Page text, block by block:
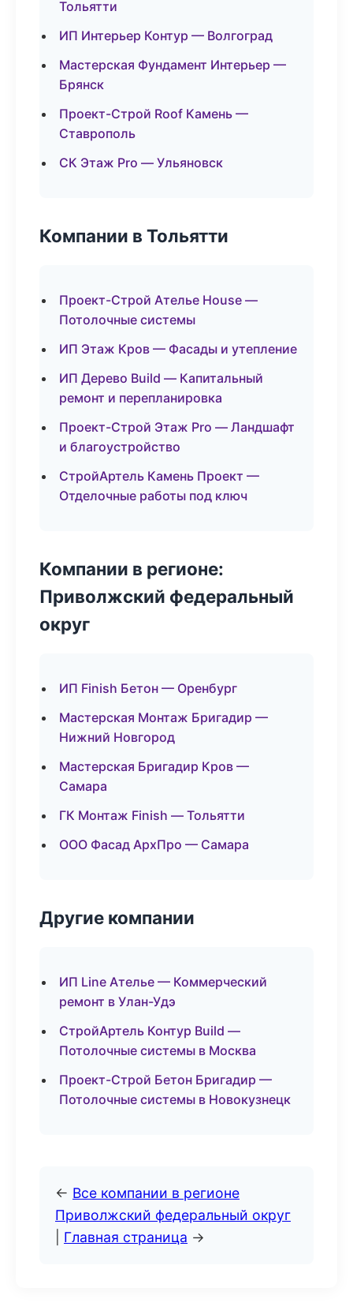
Тольятти
ИП Интерьер Контур — Волгоград
Мастерская Фундамент Интерьер —
Брянск
Проект-Строй Roof Камень —
Ставрополь
СК Этаж Pro — Ульяновск
Компании в Тольятти
Проект-Строй Ателье House —
Потолочные системы
ИП Этаж Кров — Фасады и утепление
ИП Дерево Build — Капитальный
ремонт и перепланировка
Проект-Строй Этаж Pro — Ландшафт
и благоустройство
СтройАртель Камень Проект —
Отделочные работы под ключ
Компании в регионе:
Приволжский федеральный
округ
ИП Finish Бетон — Оренбург
Мастерская Монтаж Бригадир —
Нижний Новгород
Мастерская Бригадир Кров —
Самара
ГК Монтаж Finish — Тольятти
ООО Фасад АрхПро — Самара
Другие компании
ИП Line Ателье — Коммерческий
ремонт в Улан-Удэ
СтройАртель Контур Build —
Потолочные системы в Москва
Проект-Строй Бетон Бригадир —
Потолочные системы в Новокузнецк
← Все компании в регионе
Приволжский федеральный округ
Главная страница →